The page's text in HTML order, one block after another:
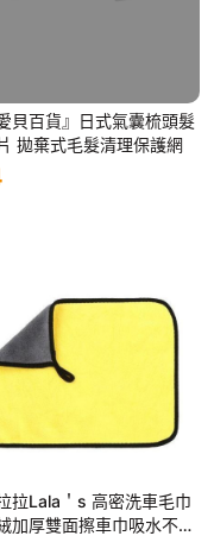
貝百貨』日式氣囊梳頭髮
拋棄式毛髮清理保護網
Lala＇s 高密洗車毛巾
加厚雙面擦車巾吸水不掉